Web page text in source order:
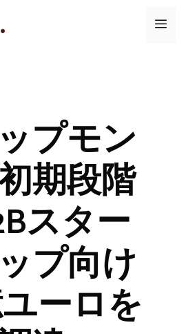
メ
プモン
期段階
スター
プ向け
ーロを